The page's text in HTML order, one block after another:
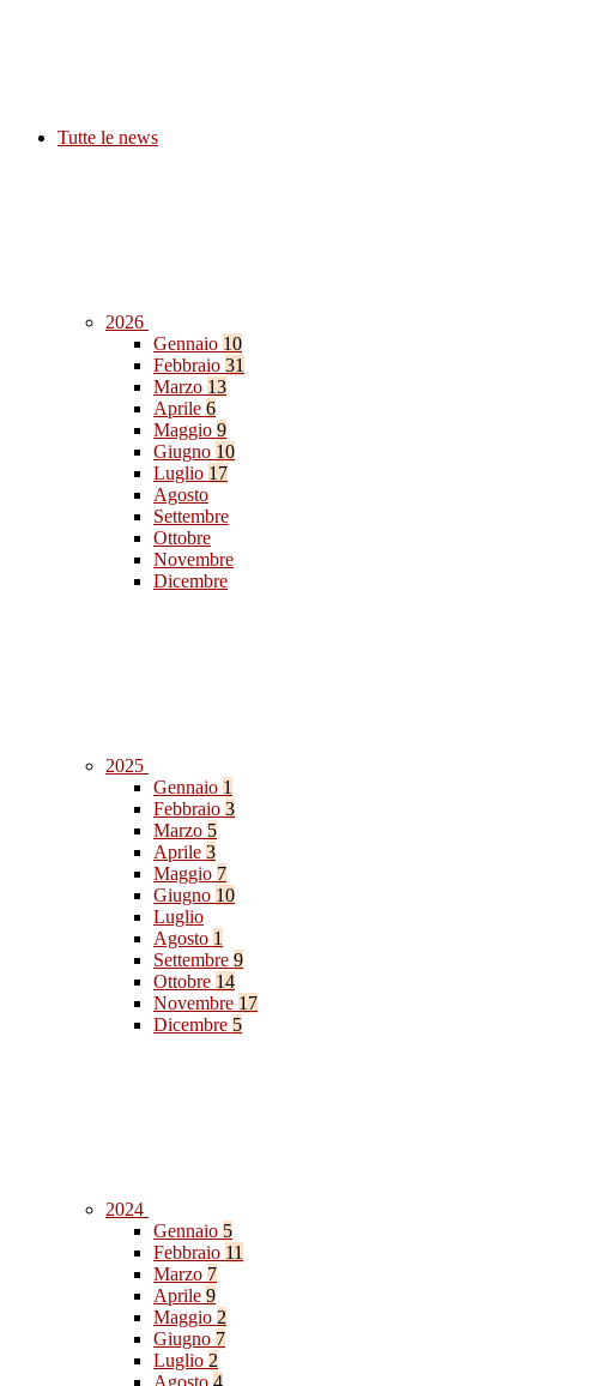
Tutte le news
2026
Gennaio 10
Febbraio 31
Marzo 13
Aprile 6
Maggio 9
Giugno 10
Luglio 17
Agosto
Settembre
Ottobre
Novembre
Dicembre
2025
Gennaio 1
Febbraio 3
Marzo 5
Aprile 3
Maggio 7
Giugno 10
Luglio
Agosto 1
Settembre 9
Ottobre 14
Novembre 17
Dicembre 5
2024
Gennaio 5
Febbraio 11
Marzo 7
Aprile 9
Maggio 2
Giugno 7
Luglio 2